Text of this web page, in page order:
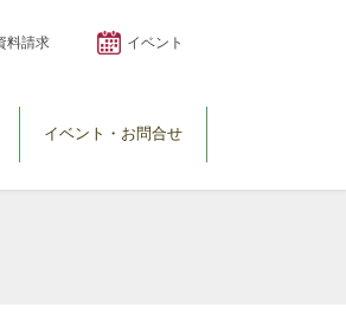
料請求 イベント
イベント・お問合せ